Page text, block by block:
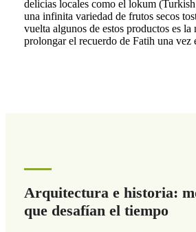
delicias locales como el lokum
una infinita variedad de frutos secos
vuelta algunos de estos productos es la
prolongar el recuerdo de Fatih una vez
Arquitectura e historia:
que desafían el tiempo